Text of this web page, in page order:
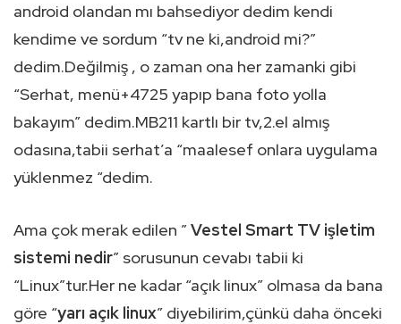
android olandan mı bahsediyor dedim kendi
kendime ve sordum “tv ne ki,android mi?”
dedim.Değilmiş , o zaman ona her zamanki gibi
“Serhat, menü+4725 yapıp bana foto yolla
bakayım” dedim.MB211 kartlı bir tv,2.el almış
odasına,tabii serhat’a “maalesef onlara uygulama
yüklenmez “dedim.
Ama çok merak edilen ”Vestel Smart TV işletim
sistemi nedir” sorusunun cevabı tabii ki
“Linux”tur.Her ne kadar “açık linux” olmasa da bana
göre “yarı açık linux” diyebilirim,çünkü daha önceki